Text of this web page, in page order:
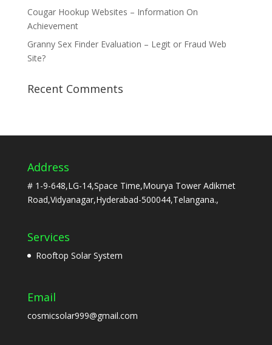
Cougar Hookup Websites – Information On
Achievement
Granny Sex Finder Evaluation – Legit or Fraud Web
Site?
Recent Comments
Address
# 1-9-648,LG-14,Space Time,Mourya Tower Adikmet
Road,Vidyanagar,Hyderabad-500044,Telangana.,
Services
Rooftop Solar System
Email
cosmicsolar999@gmail.com